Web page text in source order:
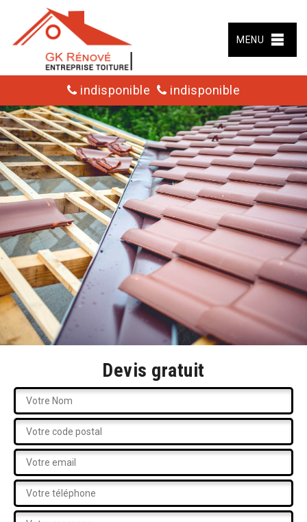
MENU
indisponible indisponible
Devis gratuit